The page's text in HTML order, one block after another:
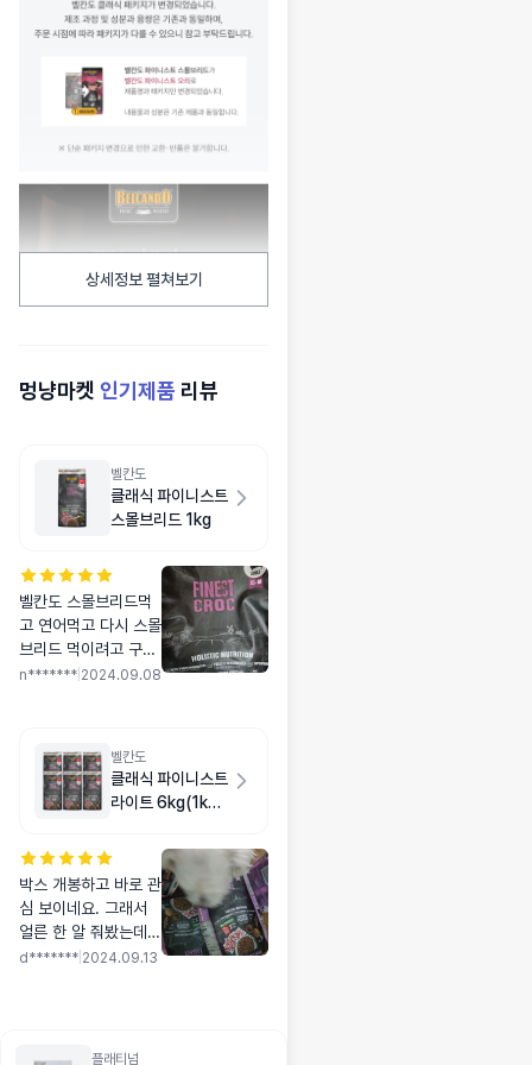
상세정보 펼쳐보기
멍냥마켓 인기제품 리뷰
벨칸도
클래식 파이니스트
스몰브리드 1kg
벨칸도 스몰브리드먹
고 연어먹고 다시 스몰
브리드 먹이려고 구매
했어요. 번갈아 먹이고
n******* 2024.09.08
벨칸도
클래식 파이니스트
라이트 6kg(1kg
박스 개봉하고 바로 관
심 보이네요. 그래서
얼른 한 알 줘봤는데
안먹어요;;ㅎㅎㅎ 기존
d******* 2024.09.13
플래티넘